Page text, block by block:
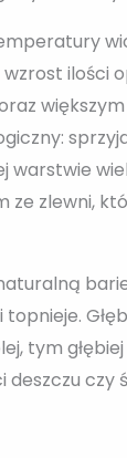
ilości
ze zlewni,
tym
czy